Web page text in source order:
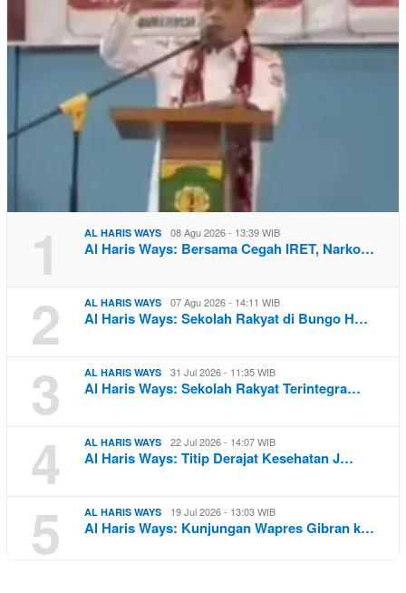
1 AL HARIS WAYS 08 Agu 2026 - 13:39 WIB
Al Haris Ways: Bersama Cegah IRET, Narko…
2 AL HARIS WAYS 07 Agu 2026 - 14:11 WIB
Al Haris Ways: Sekolah Rakyat di Bungo H…
3 AL HARIS WAYS 31 Jul 2026 - 11:35 WIB
Al Haris Ways: Sekolah Rakyat Terintegra…
4 AL HARIS WAYS 22 Jul 2026 - 14:07 WIB
Al Haris Ways: Titip Derajat Kesehatan J…
5 AL HARIS WAYS 19 Jul 2026 - 13:03 WIB
Al Haris Ways: Kunjungan Wapres Gibran k…